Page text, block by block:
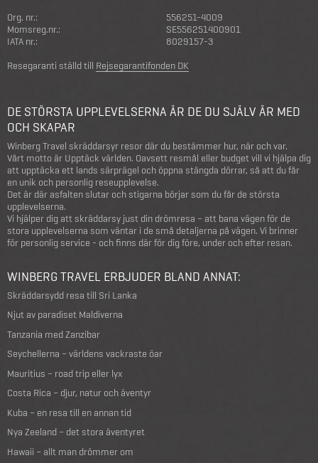
Org. nr.:
556251-4009
Momsreg.nr.:
SE556251400901
IATA nr.:
8029157-3
Resegaranti ställd till Rejsegarantifonden DK
DE STÖRSTA UPPLEVELSERNA ÄR DE DU SJÄLV ÄR MED
OCH SKAPAR
Winberg Travel skräddarsyr resor där du bestämmer hur, när och var.
Vårt motto är Upptäck världen. Oavsett resmål eller budget vill vi hjälpa dig
att upptäcka ett lands särprägel och öppna stängda dörrar, så att du får
en unik och personlig reseupplevelse.
Det är där asfalten slutar och stigarna börjar som du får de största
upplevelserna.
Vi hjälper dig att skräddarsy just din drömresa – att bana vägen för de
stora upplevelserna som väntar i de små detaljerna på vägen. Vi brinner
för personlig service - och finns där för dig före, under och efter resan.
WINBERG TRAVEL ERBJUDER BLAND ANNAT:
Skräddarsydd resa till Sri Lanka
Njut av paradiset Maldiverna
Tanzania med Zanzibar
Seychellerna – världens vackraste öar
Mauritius – road trip eller lyx
Costa Rica – djur, natur och äventyr
Kuba – en resa till en annan tid
Nya Zeeland – det stora äventyret
Hawaii – allt man drömmer om